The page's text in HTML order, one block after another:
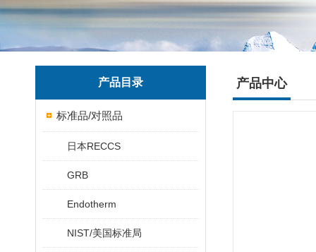
产品目录
标准品/对照品
日本RECCS
GRB
Endotherm
NIST/美国标准局
产品中心